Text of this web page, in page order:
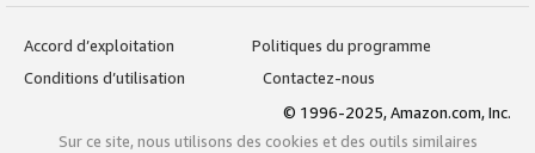
Accord d’exploitation
Politiques du programme
Conditions d’utilisation
Contactez-nous
© 1996-2025, Amazon.com, Inc.
Sur ce site, nous utilisons des cookies et des outils similaires